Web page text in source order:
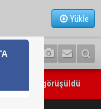
Yükle
iş birliği görüşüldü